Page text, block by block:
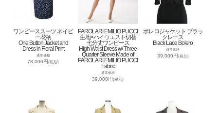
ワンピーススーツ ネイビ
ー花柄
One Button Jacket and
Dress in Floral Print
通常価格
78,000円(税別)
PAROLARI EMILIO PUCCI
生地×ハイウエスト切替
七分丈ワンピース
High Waist Dress w/ Three
Quarter Sleeve Made of
PAROLARI EMILIO PUCCI
Fabric
通常価格
39,000円(税別)
ボレロジャケット ブラッ
クレース
Black Lace Bolero
通常価格
39,000円(税別)